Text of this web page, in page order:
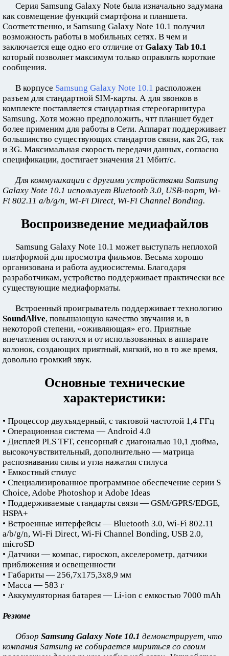
Серия Samsung Galaxy Note была изначально задумана
как совмещение функций смартфона и планшета.
Соответственно, и Samsung Galaxy Note 10.1 получил
возможность работы в мобильных сетях. В чем и
заключается еще одно его отличие отGalaxy Tab 10.1
который позволяет максимум только оправлять короткие
сообщения.
В корпусе Samsung Galaxy Note 10.1 расположен
разъем для стандартной SIM-карты. А для звонков в
комплекте поставляется стандартная стереогарнитура
Samsung. Хотя можно предположить, чтт планшет будет
более применим для работы в Сети. Аппарат поддерживает
большинство существующих стандартов связи, как 2G, так
и 3G. Максимальная скорость передачи данных, согласно
спецификации, достигает значения 21 Мбит/с.
Для коммуникации с другими устройствами Samsung
Galaxy Note 10.1 использует Bluetooth 3.0, USB-порт, Wi-
Fi 802.11 a/b/g/n, Wi-Fi Direct, Wi-Fi Channel Bonding.
Воспроизведение медиафайлов
Samsung Galaxy Note 10.1 может выступать неплохой
платформой для просмотра фильмов. Весьма хорошо
организована и работа аудиосистемы. Благодаря
разработчикам, устройство поддерживает практически все
существующие медиаформаты.
Встроенный проигрыватель поддерживает технологию
SoundAlive, повышающую качество звучания и, в
некоторой степени, «оживляющая» его. Приятные
впечатления остаются и от использованных в аппарате
колонок, создающих приятный, мягкий, но в то же время,
довольно громкий звук.
Основные технические
характеристики:
• Процессор двухъядерный, с тактовой частотой 1,4 ГГц
• Операционная система — Android 4.0
• Дисплей PLS TFT, сенсорный с диагональю 10,1 дюйма,
высокочувствительный, дополнительно — матрица
распознавания силы и угла нажатия стилуса
• Емкостный стилус
• Специализированное программное обеспечение серии S
Choice, Adobe Photoshop и Adobe Ideas
• Поддерживаемые стандарты связи — GSM/GPRS/EDGE,
HSPA+
• Встроенные интерфейсы — Bluetooth 3.0, Wi-Fi 802.11
a/b/g/n, Wi-Fi Direct, Wi-Fi Channel Bonding, USB 2.0,
microSD
• Датчики — компас, гироскоп, акселерометр, датчики
приближения и освещенности
• Габариты — 256,7х175,3х8,9 мм
• Масса — 583 г
• Аккумуляторная батарея — Li-ion с емкостью 7000 mAh
Резюме
Обзор Samsung Galaxy Note 10.1 демонстрирует, что
компания Samsung не собирается мириться со своим